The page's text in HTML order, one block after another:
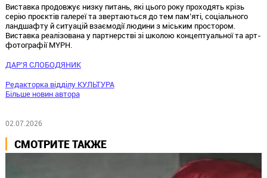
Виставка продовжує низку питань, які цього року проходять крізь
серію проєктів галереї та звертаються до тем пам’яті, соціального
ландшафту й ситуацій взаємодії людини з міським простором.
Виставка реалізована у партнерстві зі школою концептуальної та арт-
фотографії MYPH.
ДАР'Я СЛОБОДЯНИК
Редакторка відділу КУЛЬТУРА
Більше новин автора
02.07.2026
СМОТРИТЕ ТАКЖЕ